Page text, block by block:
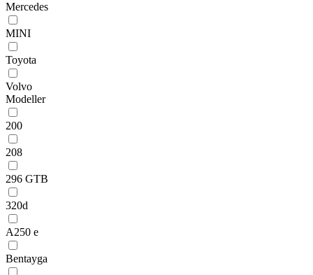
Mercedes
MINI
Toyota
Volvo
Modeller
200
208
296 GTB
320d
A250 e
Bentayga